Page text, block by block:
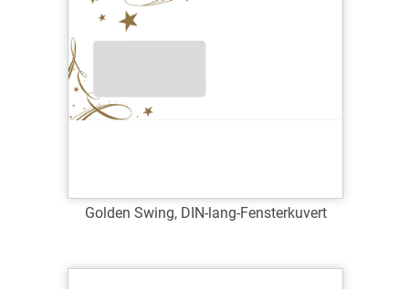
Golden Swing, DIN-lang-Fensterkuvert
Art.-Nr.: WDL63053